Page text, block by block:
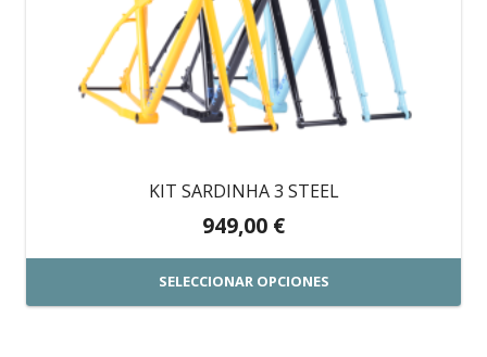
Las
opciones
se
pueden
en
página
producto
KIT SARDINHA 3 STEEL
949,00 €
SELECCIONAR OPCIONES